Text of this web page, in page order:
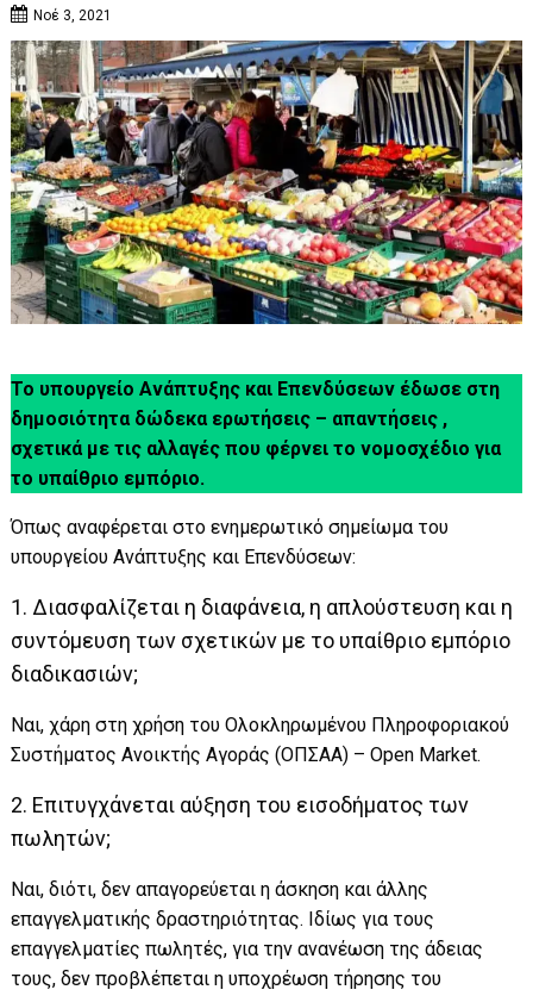
Νοέ 3, 2021
Το υπουργείο Ανάπτυξης και Επενδύσεων έδωσε στη
δημοσιότητα δώδεκα ερωτήσεις – απαντήσεις ,
σχετικά με τις αλλαγές που φέρνει το νομοσχέδιο για
το υπαίθριο εμπόριο.
Όπως αναφέρεται στο ενημερωτικό σημείωμα του
υπουργείου Ανάπτυξης και Επενδύσεων:
1. Διασφαλίζεται η διαφάνεια, η απλούστευση και η
συντόμευση των σχετικών με το υπαίθριο εμπόριο
διαδικασιών;
Ναι, χάρη στη χρήση του Ολοκληρωμένου Πληροφοριακού
Συστήματος Ανοικτής Αγοράς (ΟΠΣΑΑ) – Open Market.
2. Επιτυγχάνεται αύξηση του εισοδήματος των
πωλητών;
Ναι, διότι, δεν απαγορεύεται η άσκηση και άλλης
επαγγελματικής δραστηριότητας. Ιδίως για τους
επαγγελματίες πωλητές, για την ανανέωση της άδειας
τους, δεν προβλέπεται η υποχρέωση τήρησης του